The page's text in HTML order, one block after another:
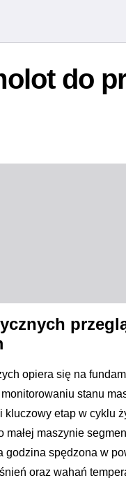
do
opiera się na
stanu
etap w cyklu
małej maszynie
godzina spędzona w
oraz wahań